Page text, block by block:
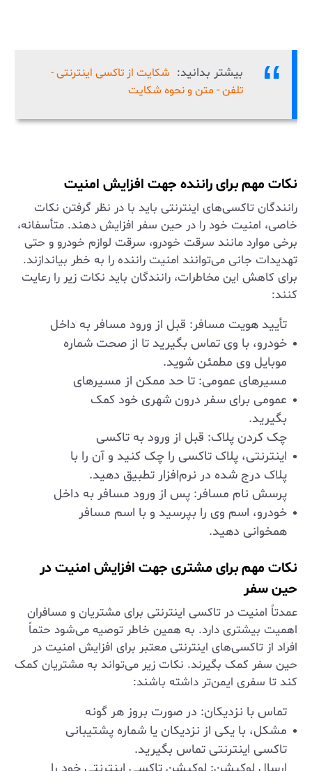
بیشتر بدانید: شکایت از تاکسی اینترنتی -
تلفن - متن و نحوه شکایت
نکات مهم برای راننده جهت افزایش امنیت
رانندگان تاکسی‌های اینترنتی باید با در نظر گرفتن نکات
خاصی، امنیت خود را در حین سفر افزایش دهند. متأسفانه،
برخی موارد مانند سرقت خودرو، سرقت لوازم خودرو و حتی
تهدیدات جانی می‌توانند امنیت راننده را به خطر بیاندازند.
برای کاهش این مخاطرات، رانندگان باید نکات زیر را رعایت
کنند:
تأیید هویت مسافر: قبل از ورود مسافر به داخل
خودرو، با وی تماس بگیرید تا از صحت شماره
موبایل وی مطمئن شوید.
مسیرهای عمومی: تا حد ممکن از مسیرهای
عمومی برای سفر درون شهری خود کمک
بگیرید.
چک کردن پلاک: قبل از ورود به تاکسی
اینترنتی، پلاک تاکسی را چک کنید و آن را با
پلاک درج شده در نرم‌افزار تطبیق دهید.
پرسش نام مسافر: پس از ورود مسافر به داخل
خودرو، اسم وی را بپرسید و با اسم مسافر
همخوانی دهید.
نکات مهم برای مشتری جهت افزایش امنیت در
حین سفر
عمدتاً امنیت در تاکسی اینترنتی برای مشتریان و مسافران
اهمیت بیشتری دارد. به همین خاطر توصیه می‌شود حتماً
افراد از تاکسی‌های اینترنتی معتبر برای افزایش امنیت در
حین سفر کمک بگیرند. نکات زیر می‌تواند به مشتریان کمک
کند تا سفری ایمن‌تر داشته باشند:
تماس با نزدیکان: در صورت بروز هر گونه
مشکل، با یکی از نزدیکان یا شماره پشتیبانی
تاکسی اینترنتی تماس بگیرید.